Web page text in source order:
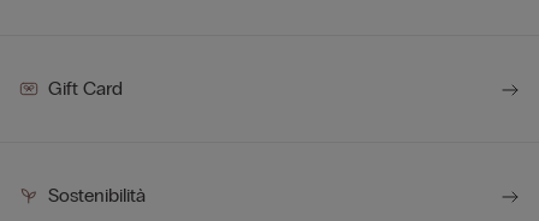
Gift Card
Sostenibilità